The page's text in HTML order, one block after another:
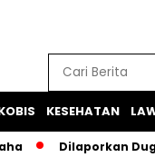
KESEHATAN
Dilaporkan Dugaan